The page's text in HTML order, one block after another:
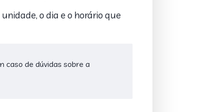
o dia e o horário que
caso de dúvidas sobre a